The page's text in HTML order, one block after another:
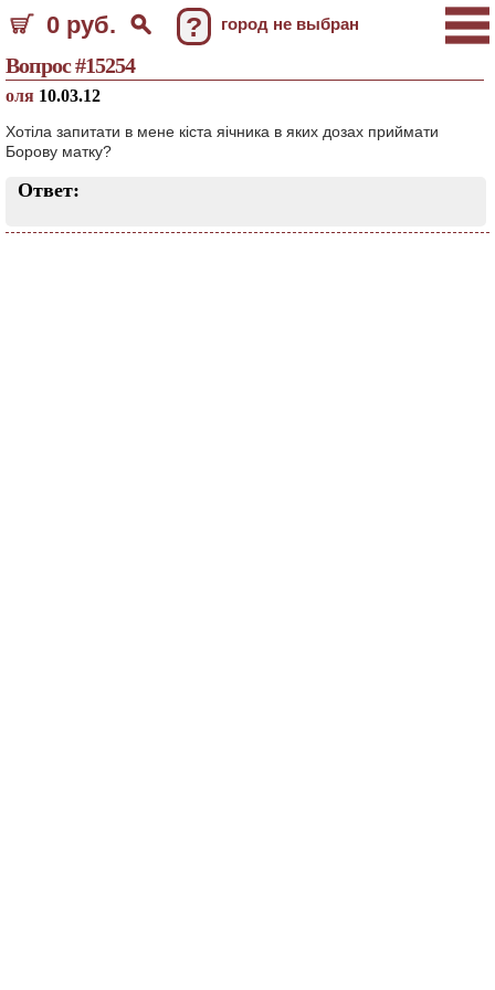
0 руб. ? город не выбран
Вопрос #15254
оля 10.03.12
Хотіла запитати в мене кіста яічника в яких дозах приймати
Борову матку?
Ответ: